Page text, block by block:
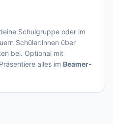
Schulgruppe oder im
Schüler:innen über
bei. Optional mit
alles im Beamer-